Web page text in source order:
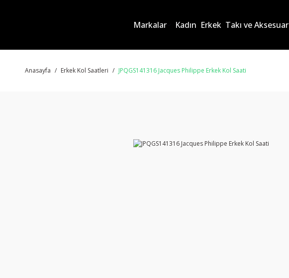
Markalar Kadın Erkek Takı ve Aksesuar
Anasayfa Erkek Kol Saatleri JPQGS141316 Jacques Philippe Erkek Kol Saati